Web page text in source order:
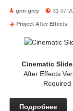
grin-grey 31-07-
Project After Effects
Cinematic
After Effects
Подробнее